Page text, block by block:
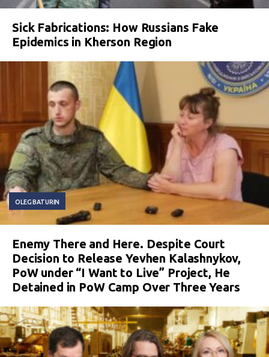
Sick Fabrications: How Russians Fake
Epidemics in Kherson Region
OLEG BATURIN
Enemy There and Here. Despite Court
Decision to Release Yevhen Kalashnykov,
PoW under “I Want to Live” Project, He
Detained in PoW Camp Over Three Years